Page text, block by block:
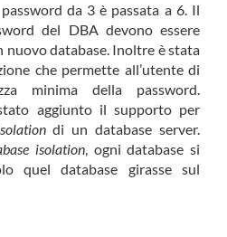
da 3 è passata a 6. Il
del DBA devono essere
nuovo database. Inoltre è stata
chepermette all’utente di
minima della password.
aggiunto il supporto per
di un database server.
isolation, ogni database si
quel database girasse sul